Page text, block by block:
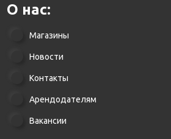
О нас:
Магазины
Новости
Контакты
Арендодателям
Вакансии